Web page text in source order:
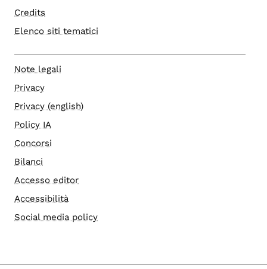
Credits
Elenco siti tematici
Note legali
Privacy
Privacy (english)
Policy IA
Concorsi
Bilanci
Accesso editor
Accessibilità
Social media policy